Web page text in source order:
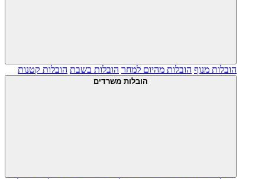
הובלות מנוף הובלות מהיום למחר הובלות בשבת הובלות קטנות
הובלות משרדים